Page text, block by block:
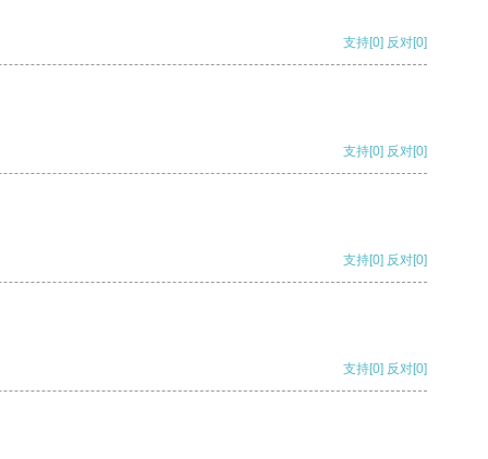
支持[0] 反对[0]
支持[0] 反对[0]
支持[0] 反对[0]
支持[0] 反对[0]